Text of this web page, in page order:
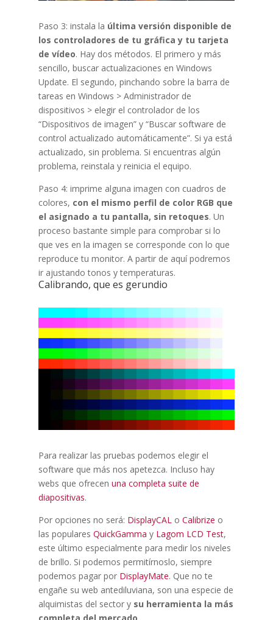
Paso 3: instala la última versión disponible de
los controladores de tu gráfica y tu tarjeta
de vídeo. Hay dos métodos. El primero y más
sencillo, buscar actualizaciones en Windows
Update. El segundo, pinchando sobre la barra de
tareas en Windows > Administrador de
dispositivos > elegir el controlador de los
“Dispositivos de imagen” y “Buscar software de
control actualizado automáticamente”. Si ya está
actualizado, sin problema. Si encuentras algún
problema, reinstala y reinicia el equipo.
Paso 4: imprime alguna imagen con cuadros de
colores, con el mismo perfil de color RGB que
el asignado a tu pantalla, sin retoques. Un
proceso bastante simple para comprobar si lo
que ves en la imagen se corresponde con lo que
reproduce tu monitor. A partir de aquí podremos
ir ajustando tonos y temperaturas.
Calibrando, que es gerundio
Para realizar las pruebas podemos elegir el
software que más nos apetezca. Incluso hay
webs que ofrecen una completa suite de
diapositivas.
Por opciones no será: DisplayCALo Calibrize o
las populares QuickGamma y Lagom LCD Test,
este último especialmente para medir los niveles
de brillo. Si podemos permitírnoslo, siempre
podemos pagar por DisplayMate. Que no te
engañe su web antediluviana, son una especie de
alquimistas del sector y su herramienta la más